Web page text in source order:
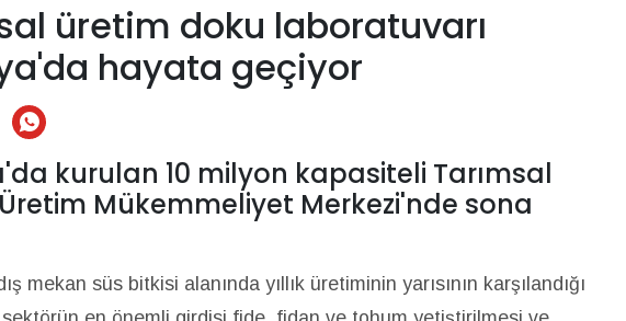
üretim doku laboratuvarı
hayata geçiyor
kurulan 10 milyon kapasiteli Tarımsal
Mükemmeliyet Merkezi'nde sona
mekan süs bitkisi alanında yıllık üretiminin yarısının karşılandığı